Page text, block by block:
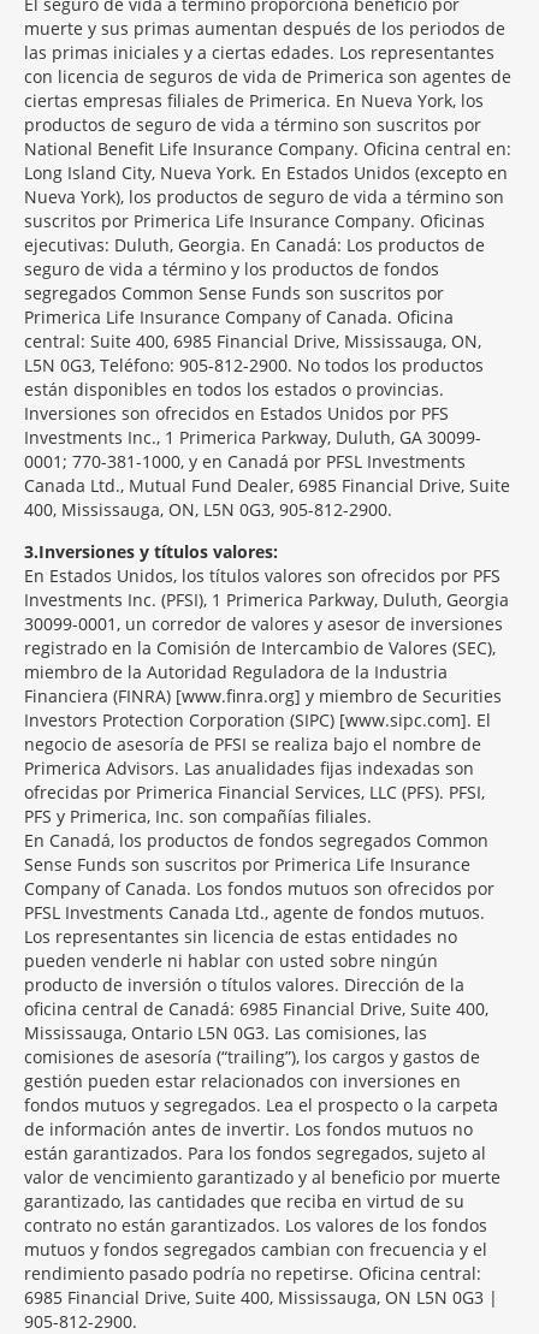
muerte y sus primas aumentan después de los periodos de
las primas iniciales y a ciertas edades. Los representantes
con licencia de seguros de vida de Primerica son agentes de
ciertas empresas filiales de Primerica. En Nueva York, los
productos de seguro de vida a término son suscritos por
National Benefit Life Insurance Company. Oficina central en:
Long Island City, Nueva York. En Estados Unidos (excepto en
Nueva York), los productos de seguro de vida a término son
suscritos por Primerica Life Insurance Company. Oficinas
ejecutivas: Duluth, Georgia. En Canadá: Los productos de
seguro de vida a término y los productos de fondos
segregados Common Sense Funds son suscritos por
Primerica Life Insurance Company of Canada. Oficina
central: Suite 400, 6985 Financial Drive, Mississauga, ON,
L5N 0G3, Teléfono: 905-812-2900. No todos los productos
están disponibles en todos los estados o provincias.
Inversiones son ofrecidos en Estados Unidos por PFS
Investments Inc., 1 Primerica Parkway, Duluth, GA 30099-
0001; 770-381-1000, y en Canadá por PFSL Investments
Canada Ltd., Mutual Fund Dealer, 6985 Financial Drive, Suite
400, Mississauga, ON, L5N 0G3, 905-812-2900.
3 Inversiones y títulos valores:
En Estados Unidos, los títulos valores son ofrecidos por PFS
Investments Inc. (PFSI), 1 Primerica Parkway, Duluth, Georgia
30099-0001, un corredor de valores y asesor de inversiones
registrado en la Comisión de Intercambio de Valores (SEC),
miembro de la Autoridad Reguladora de la Industria
Financiera (FINRA) [www.finra.org] y miembro de Securities
Investors Protection Corporation (SIPC) [www.sipc.com]. El
negocio de asesoría de PFSI se realiza bajo el nombre de
Primerica Advisors. Las anualidades fijas indexadas son
ofrecidas por Primerica Financial Services, LLC (PFS). PFSI,
PFS y Primerica, Inc. son compañías filiales.
En Canadá, los productos de fondos segregados Common
Sense Funds son suscritos por Primerica Life Insurance
Company of Canada. Los fondos mutuos son ofrecidos por
PFSL Investments Canada Ltd., agente de fondos mutuos.
Los representantes sin licencia de estas entidades no
pueden venderle ni hablar con usted sobre ningún
producto de inversión o títulos valores. Dirección de la
oficina central de Canadá: 6985 Financial Drive, Suite 400,
Mississauga, Ontario L5N 0G3. Las comisiones, las
comisiones de asesoría (“trailing”), los cargos y gastos de
gestión pueden estar relacionados con inversiones en
fondos mutuos y segregados. Lea el prospecto o la carpeta
de información antes de invertir. Los fondos mutuos no
están garantizados. Para los fondos segregados, sujeto al
valor de vencimiento garantizado y al beneficio por muerte
garantizado, las cantidades que reciba en virtud de su
contrato no están garantizados. Los valores de los fondos
mutuos y fondos segregados cambian con frecuencia y el
rendimiento pasado podría no repetirse. Oficina central:
6985 Financial Drive, Suite 400, Mississauga, ON L5N 0G3 |
905-812-2900.